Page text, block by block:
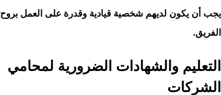
يجب أن يكون لديهم شخصية قيادية وقدرة على العمل بروح
الفريق.
التعليم والشهادات الضرورية لمحامي
الشركات